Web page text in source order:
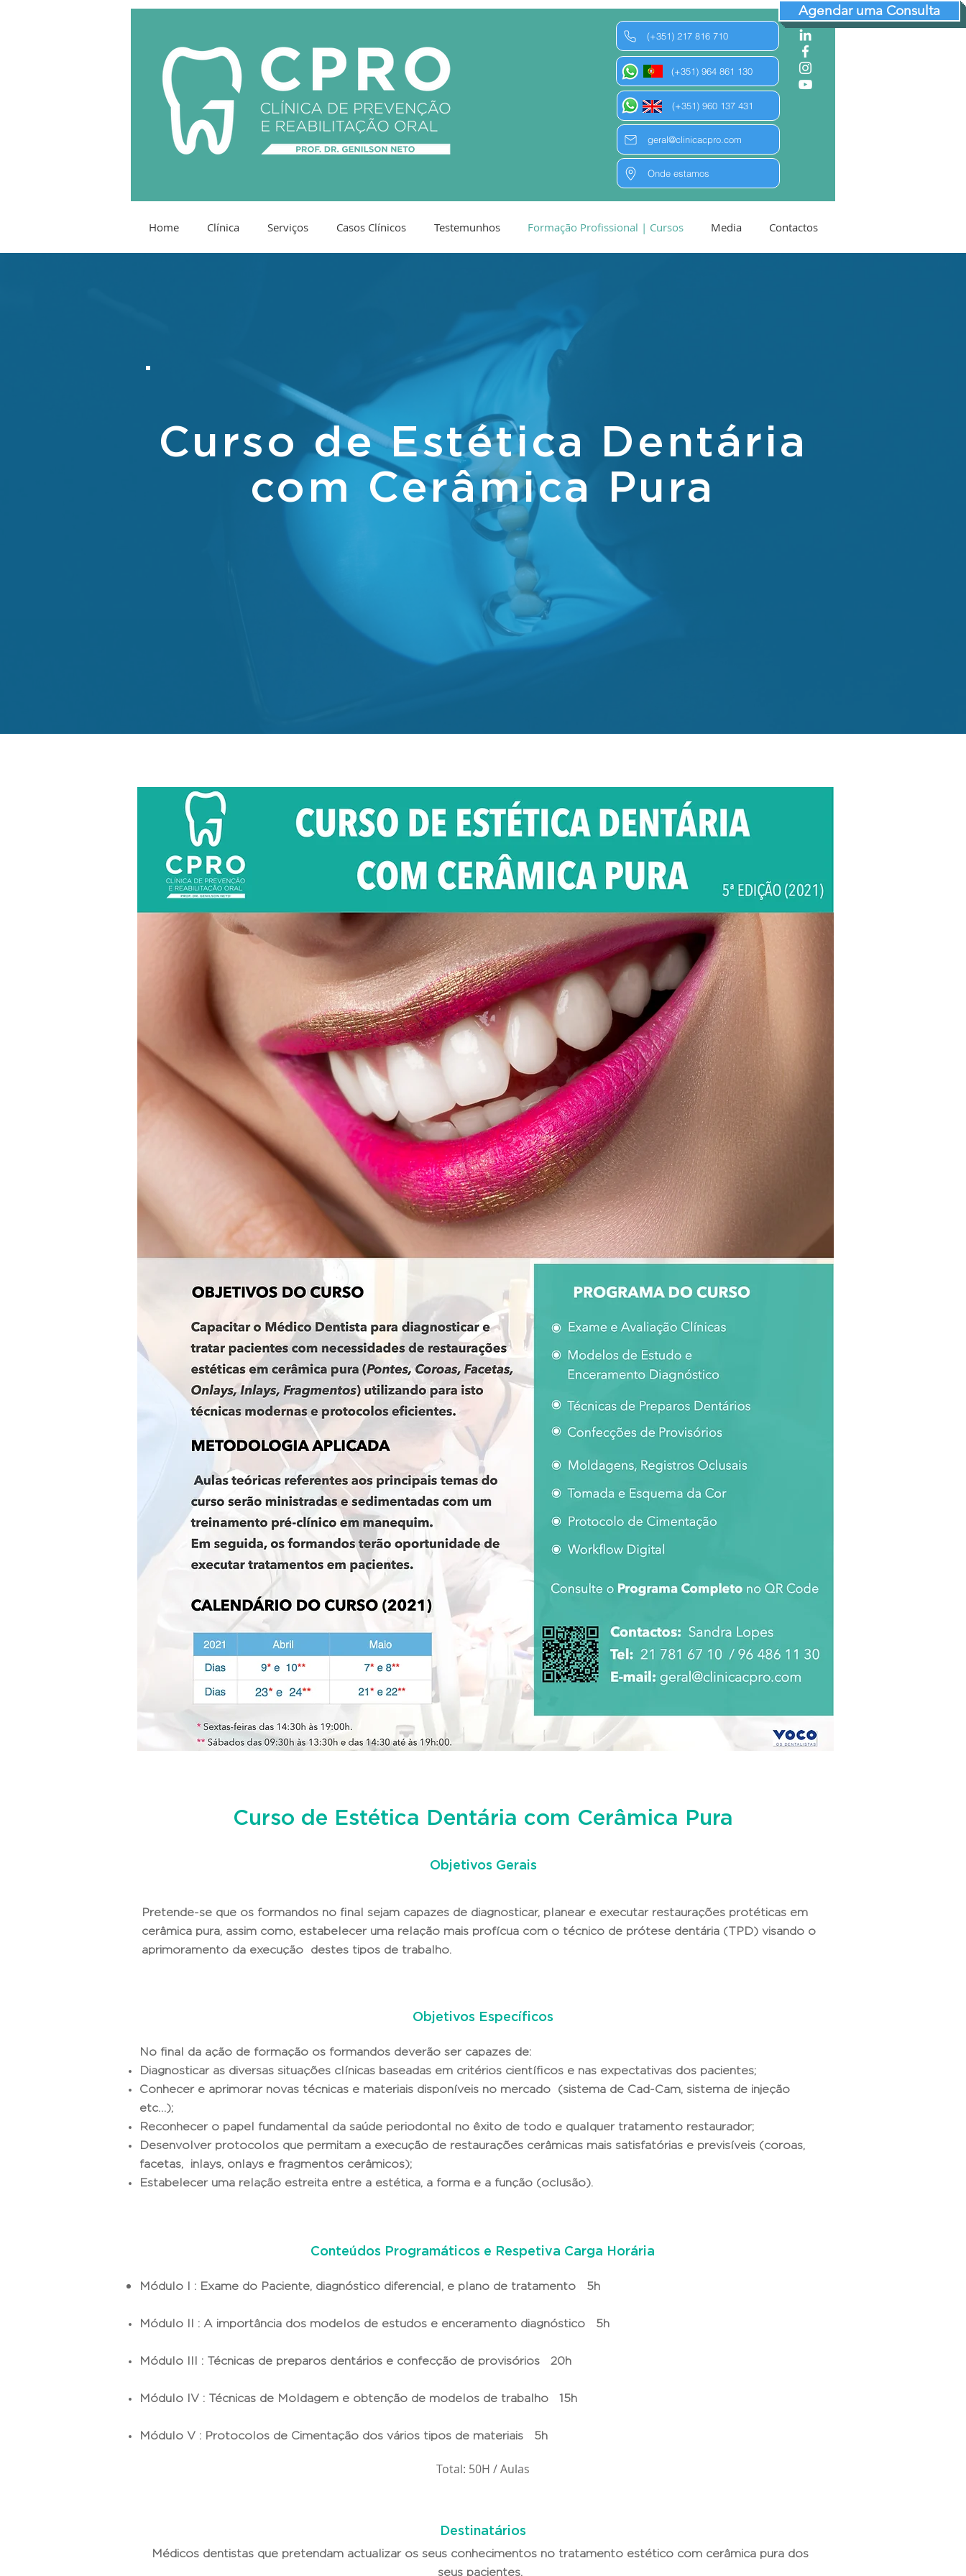
Agendar uma Consulta
(+351) 217 816 710
(+351) 964 861 130
(+351) 960 137 431
geral@clinicacpro.com
Onde estamos
Home Clínica Serviços Casos Clínicos Testemunhos Formação Profissional | Cursos Media Contactos
Curso de Estética Dentária
com Cerâmica Pura
Curso de Estética Dentária com Cerâmica Pura
Objetivos Gerais
Pretende-se que os formandos no final sejam capazes de diagnosticar, planear e executar restaurações protéticas em
cerâmica pura, assim como, estabelecer uma relação mais profícua com o técnico de prótese dentária (TPD) visando o
aprimoramento da execução destes tipos de trabalho.
Objetivos Específicos
No final da ação de formação os formandos deverão ser capazes de:
Diagnosticar as diversas situações clínicas baseadas em critérios científicos e nas expectativas dos pacientes;
Conhecer e aprimorar novas técnicas e materiais disponíveis no mercado (sistema de Cad-Cam, sistema de injeção
etc…);
Reconhecer o papel fundamental da saúde periodontal no êxito de todo e qualquer tratamento restaurador;
Desenvolver protocolos que permitam a execução de restaurações cerâmicas mais satisfatórias e previsíveis (coroas,
facetas, inlays, onlays e fragmentos cerâmicos);
Estabelecer uma relação estreita entre a estética, a forma e a função (oclusão).
Conteúdos Programáticos e Respetiva Carga Horária
Módulo I : Exame do Paciente, diagnóstico diferencial, e plano de tratamento 5h
Módulo II : A importância dos modelos de estudos e enceramento diagnóstico 5h
Módulo III : Técnicas de preparos dentários e confecção de provisórios 20h
Módulo IV : Técnicas de Moldagem e obtenção de modelos de trabalho 15h
Módulo V : Protocolos de Cimentação dos vários tipos de materiais 5h
Total: 50H / Aulas
Destinatários
Médicos dentistas que pretendam actualizar os seus conhecimentos no tratamento estético com cerâmica pura dos
seus pacientes.